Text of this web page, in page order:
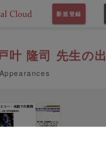
新規登録
叶 隆司 先生の
Appearances